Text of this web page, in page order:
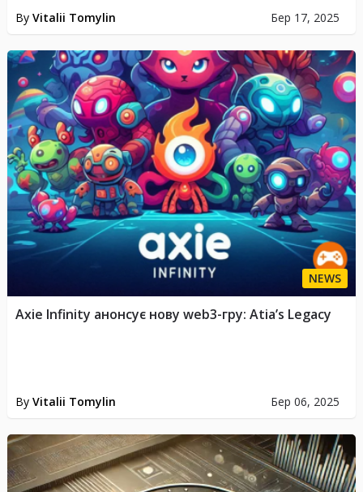
By Vitalii Tomylin Бер 17, 2025
NEWS
By Vitalii Tomylin Бер 06, 2025
Axie Infinity анонсує нову web3-гру: Atia’s Legacy